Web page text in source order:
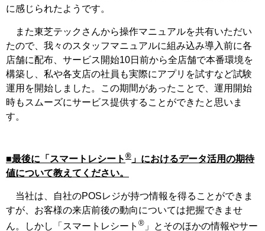
に感じられたようです。
また東芝テックさんから操作マニュアルを共有いただい
たので、我々のスタッフマニュアルに組み込み導入前に各
店舗に配布、サービス開始10日前から全店舗で本番環境を
構築し、私や各支店の社員も実際にアプリを試すなど試験
運用を開始しました。この期間があったことで、運用開始
時もスムーズにサービス提供することができたと思いま
す。
■最後に「スマートレシート ® 」におけるデータ活用の期待
値について教えてください。
当社は、自社のPOSレジが持つ情報を得ることができま
すが、お客様の来店前後の動向については把握できませ
ん。しかし「スマートレシート ® 」とそのほかの情報やサー